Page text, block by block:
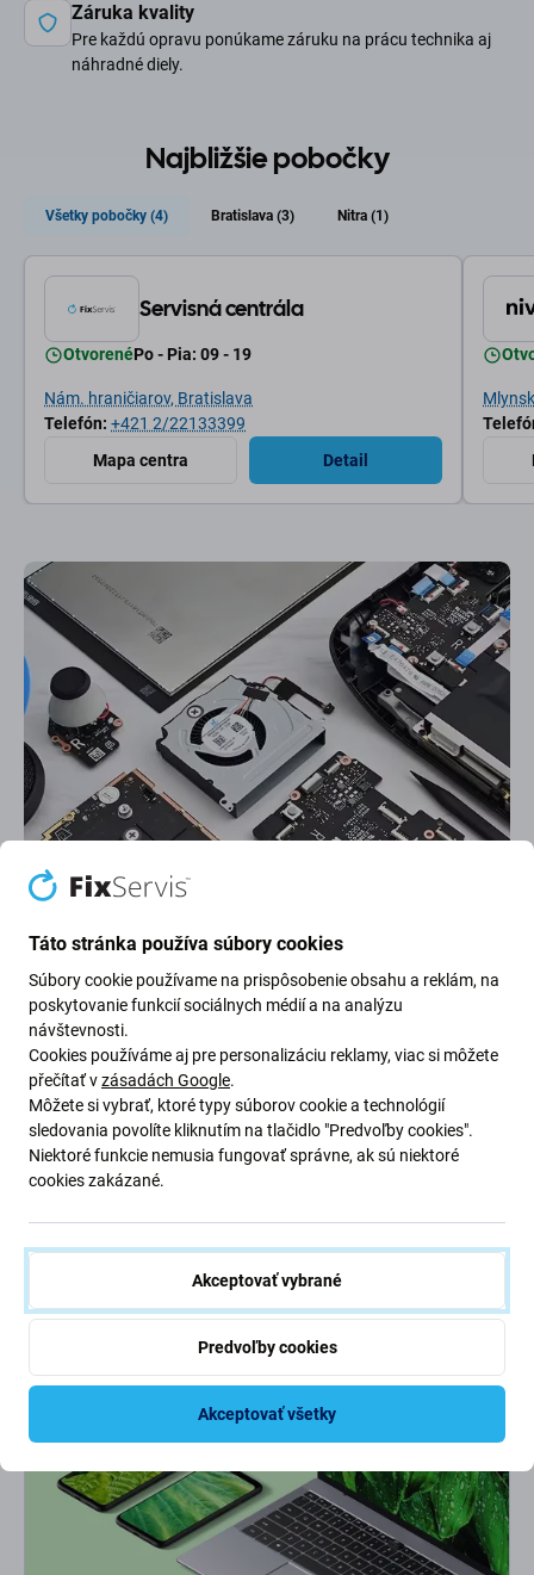
Záruka kvality
Pre každú opravu ponúkame záruku na prácu technika aj
náhradné diely.
Najbližšie pobočky
Všetky pobočky (4) Bratislava (3) Nitra (1)
Servisná centrála
Telefón: +421 2/22133399
OtvorenéPo - Pia: 09 - 19
Nám. hraničiarov, Bratislava
Mapa centra Detail
Najlepšie hodnotený servis
Najlepšie hodnotenie na
Prečo si vybrať
Partnerské miesta
4 expresné pobočkys 500 tisíc opravami za sebou.
Superrýchlosť!
30 minút.
Záručný aj pozáručný servis
Táto stránka používa súbory cookies
Súbory cookie používame na prispôsobenie obsahu a reklám, na
poskytovanie funkcií sociálnych médií a na analýzu
návštevnosti.
Cookies používáme aj pre personalizáciu reklamy, viac si môžete
přečítať vzásadách Google.
Môžete si vybrať, ktoré typy súborov cookie a technológií
sledovania povolíte kliknutím na tlačidlo "Predvoľby cookies".
Niektoré funkcie nemusia fungovať správne, ak sú niektoré
cookies zakázané.
Akceptovať vybrané
Predvoľby cookies
Akceptovať všetky